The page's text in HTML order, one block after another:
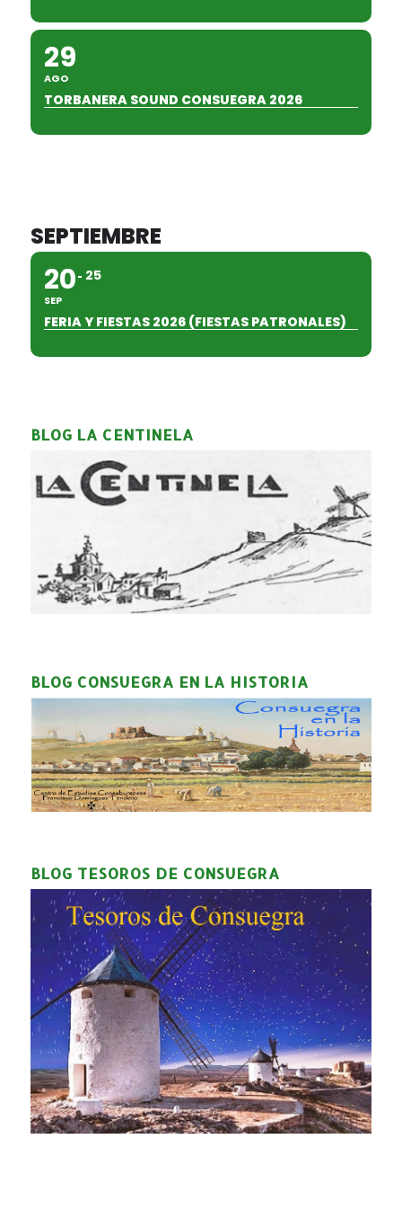
29
AGO
TORBANERA SOUND CONSUEGRA 2026
SEPTIEMBRE
20
SEP
25
FERIA Y FIESTAS 2026 (FIESTAS PATRONALES)
BLOG LA CENTINELA
BLOG CONSUEGRA EN LA HISTORIA
BLOG TESOROS DE CONSUEGRA